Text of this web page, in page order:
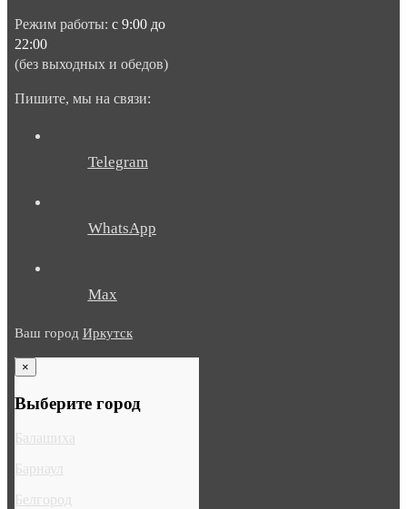
Режим работы: с 9:00 до
22:00
(без выходных и обедов)
Пишите, мы на связи:
Telegram
WhatsApp
Max
Ваш город Иркутск
×
Выберите город
Балашиха
Барнаул
Белгород